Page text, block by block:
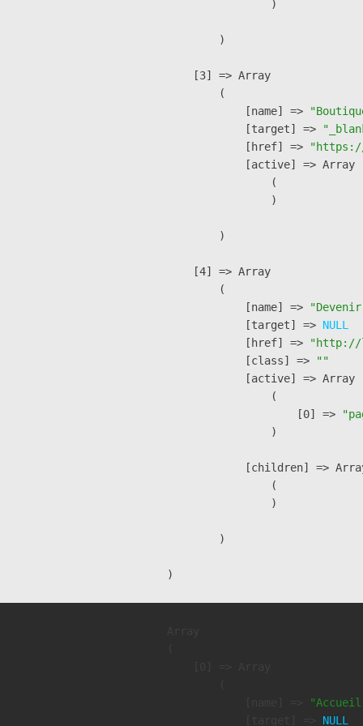
                )
        )
    [3] => Array
        (
            [name] =>
            [target] =>
            [href] =>
"https://
            [active] => Array
                (
                )
        )
    [4] => Array
        (
            [name] =>
"Devenir
            [target] =>
NULL
            [href] =>
"http://
            [class] =>
""
            [active] => Array
                (
                    [0] =>
                )
[children] =>
                (
                )
        )
NULL